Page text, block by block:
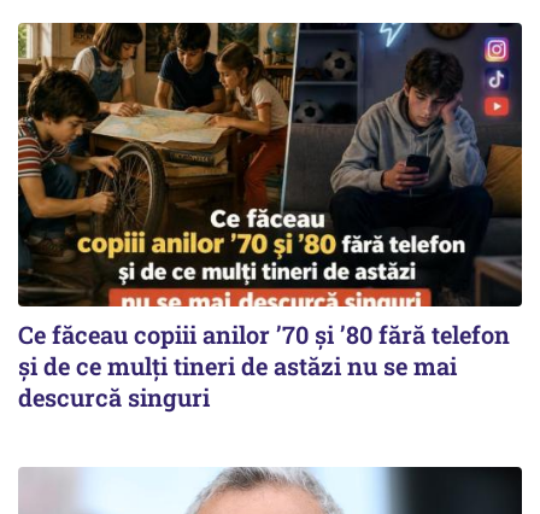
Ce făceau copiii anilor ’70 și ’80 fără telefon
și de ce mulți tineri de astăzi nu se mai
descurcă singuri